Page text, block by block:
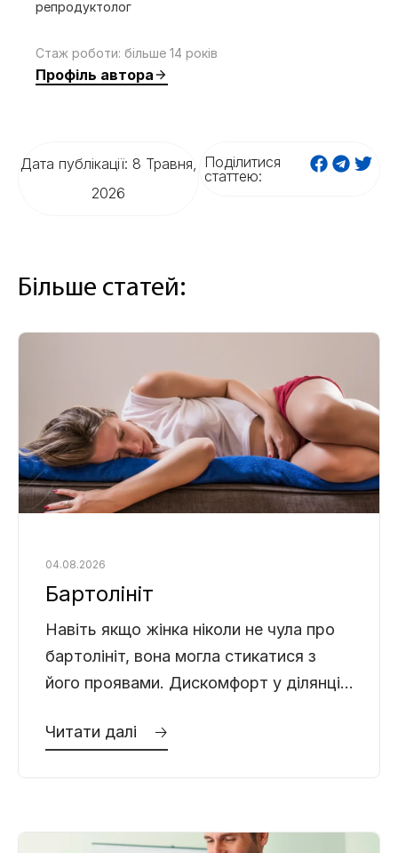
репродуктолог
Стаж роботи: більше 14 років
Профіль автора
Дата публікації: 8 Травня,
2026
Поділитися
статтею:
Більше статей:
Бартолініт
04.08.2026
Навіть якщо жінка ніколи не чула про
бартолініт, вона могла стикатися з
його проявами. Дискомфорт у ділянці
час ходьби, набряк
Читати далі 🡢